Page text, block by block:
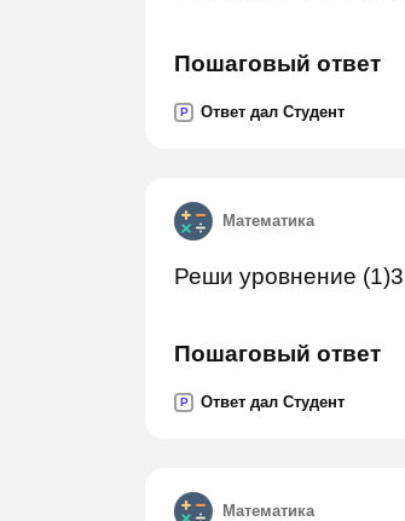
Пошаговый ответ
P Ответ дал Студент
Математика
Реши уровнение
Пошаговый ответ
P Ответ дал Студент
Математика